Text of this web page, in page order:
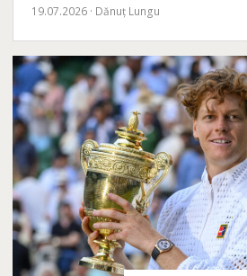
19.07.2026 · Dănuț Lungu